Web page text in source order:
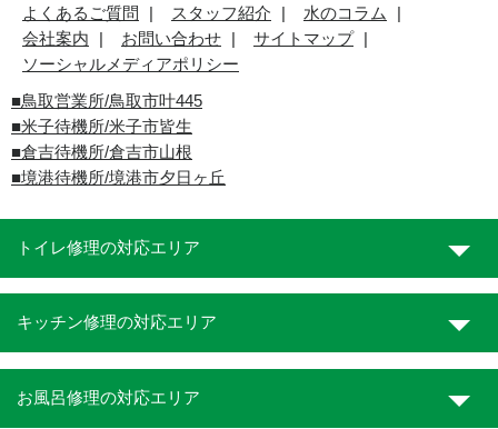
よくあるご質問
スタッフ紹介
水のコラム
会社案内
お問い合わせ
サイトマップ
ソーシャルメディアポリシー
■鳥取営業所/鳥取市叶445
■米子待機所/米子市皆生
■倉吉待機所/倉吉市山根
■境港待機所/境港市夕日ヶ丘
トイレ修理の対応エリア
キッチン修理の対応エリア
お風呂修理の対応エリア